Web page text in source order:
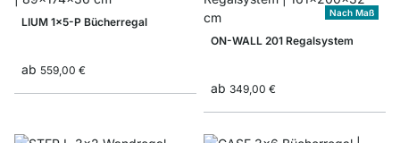
LIUM 1x5-P Bücherregal
ab 559,00 €
Nach Maß
ON-WALL 201 Regalsystem
ab 349,00 €